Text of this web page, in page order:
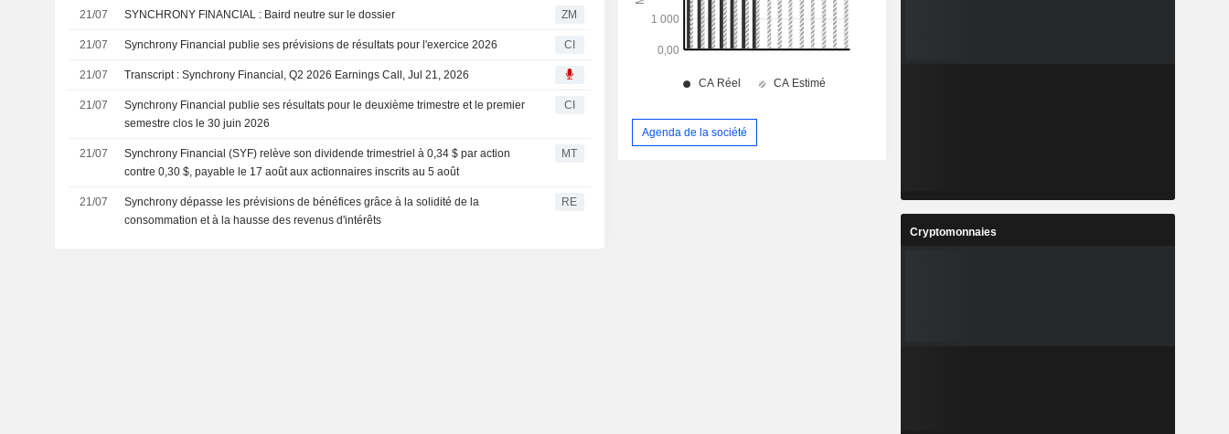
21/07 SYNCHRONY FINANCIAL : Baird neutre sur le dossier ZM
21/07 Synchrony Financial publie ses prévisions de résultats pour l'exercice 2026 CI
21/07 Transcript : Synchrony Financial, Q2 2026 Earnings Call, Jul 21, 2026
21/07
Synchrony Financial publie ses résultats pour le deuxième trimestre et le premier
semestre clos le 30 juin 2026
CI
21/07
Synchrony Financial (SYF) relève son dividende trimestriel à 0,34 $ par action
contre 0,30 $, payable le 17 août aux actionnaires inscrits au 5 août
MT
21/07
Synchrony dépasse les prévisions de bénéfices grâce à la solidité de la
consommation et à la hausse des revenus d'intérêts
RE
Agenda de la société
Cryptomonnaies